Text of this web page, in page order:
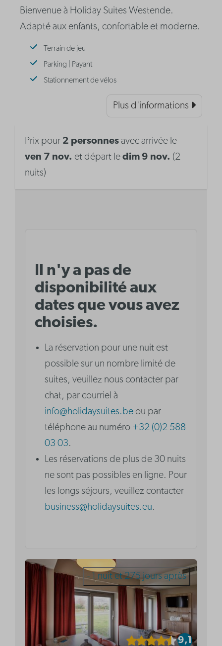
Bienvenue à Holiday Suites Westende.
Adapté aux enfants, confortable et moderne.
Terrain de jeu
Parking | Payant
Stationnement de vélos
Plus d'informations
Prix pour 2 personnes avec arrivée le
ven 7 nov. et départ ledim 9 nov. (2
nuits)
Il n'y a pas de
disponibilité aux
dates que vous avez
choisies.
La réservation pour une nuit est
possible sur un nombre limité de
suites, veuillez nous contacter par
chat, par courriel à
info@holidaysuites.be ou par
téléphone au numéro +32 (0)2 588
03 03.
Les réservations de plus de 30 nuits
ne sont pas possibles en ligne. Pour
les longs séjours, veuillez contacter
business@holidaysuites.eu.
- 1 nuit et 275 jours après
9,1